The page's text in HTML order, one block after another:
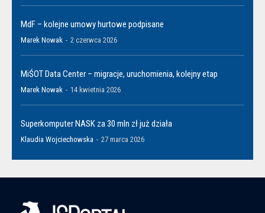
MdF – kolejne umowy hurtowe podpisane
Marek Nowak - 2 czerwca 2026
MiŚOT Data Center – migracje, uruchomienia, kolejny etap
Marek Nowak - 14 kwietnia 2026
Superkomputer NASK za 30 mln zł już działa
Klaudia Wojciechowska - 27 marca 2026